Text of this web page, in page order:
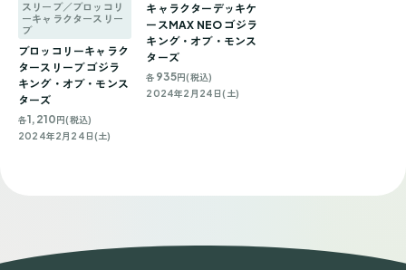
スリーブ／ブロッコリ
ーキャラクタースリー
ブ
ブロッコリーキャラク
タースリーブ ゴジラ
キング・オブ・モンス
ターズ
各1,210円(税込)
2024年2月24日(土)
キャラクターデッキケ
ースMAX NEO ゴジラ
キング・オブ・モンス
ターズ
各 935円(税込)
2024年2月24日(土)